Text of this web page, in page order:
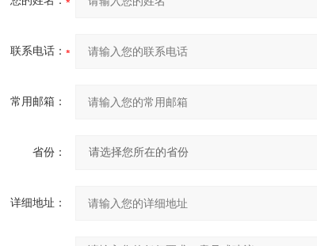
联系电话：
常用邮箱：
省份：
详细地址：